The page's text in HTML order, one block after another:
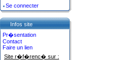
Se connecter
Infos site
Pr�sentation
Contact
Faire un lien
Site r�f�renc� sur :